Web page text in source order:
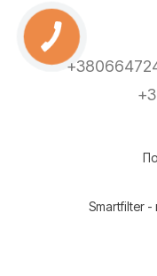
Smartfilter -